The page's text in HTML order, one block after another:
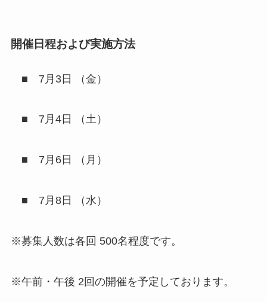
開催日程および実施方法
■ 7月3日 （金）
■ 7月4日 （土）
■ 7月6日 （月）
■ 7月8日 （水）
※募集人数は各回 500名程度です。
※午前・午後 2回の開催を予定しております。